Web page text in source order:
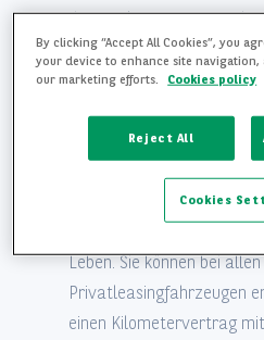
den Punkt: Das Leasing
Sinne von unkompliziert.
komfortabel - eine
SMARTE
NICHT ZU VERLIEREN
Wir kümmern uns um Ihre
Leben. Sie können bei
Privatleasingfahrzeugen
einen Kilometervertrag
By clicking “Accept All Cookies”, you
your device to enhance site navigation,
our marketing efforts.
Cookies policy
Reject All
Cookies